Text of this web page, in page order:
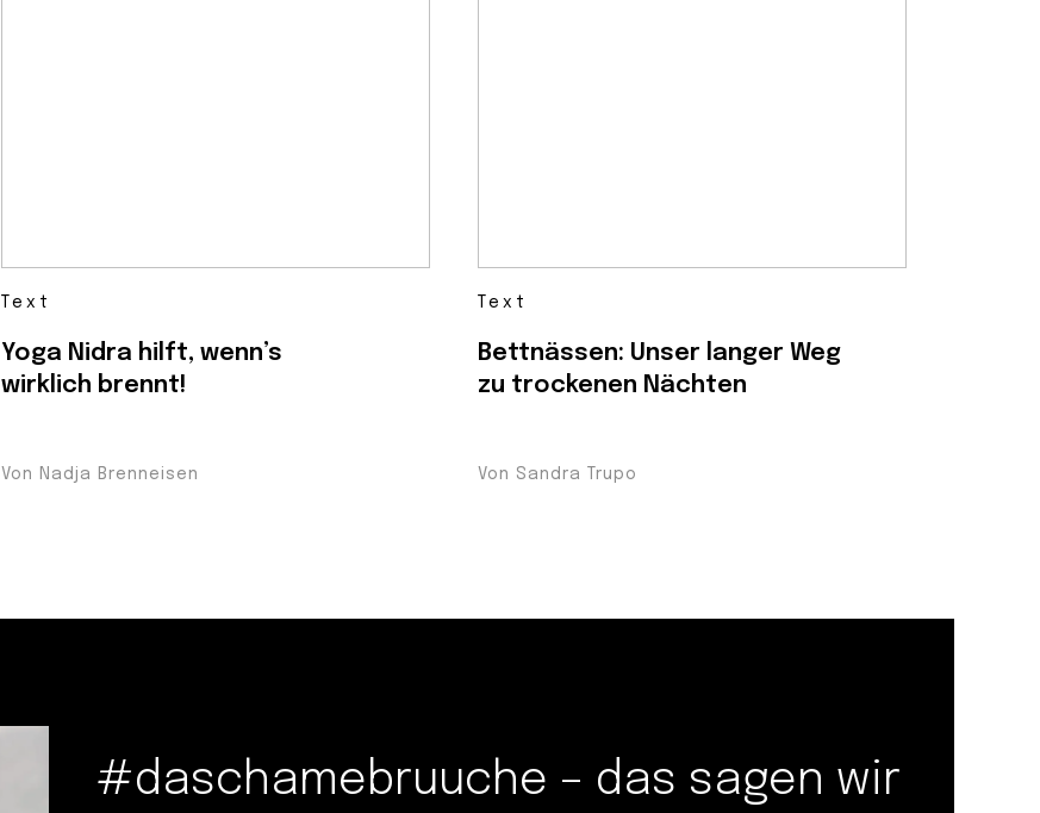
Text
Yoga Nidra hilft, wenn’s
wirklich brennt!
Von Nadja Brenneisen
Text
Bettnässen: Unser langer Weg
zu trockenen Nächten
Von Sandra Trupo
#daschamebruuche – das sagen wir